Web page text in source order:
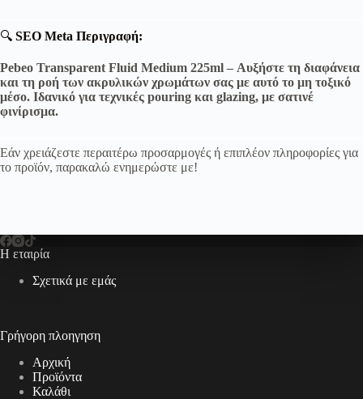
🔍 SEO Meta Περιγραφή:
Pebeo Transparent Fluid Medium 225ml – Αυξήστε τη διαφάνεια
και τη ροή των ακρυλικών χρωμάτων σας με αυτό το μη τοξικό
μέσο. Ιδανικό για τεχνικές pouring και glazing, με σατινέ
φινίρισμα.
Εάν χρειάζεστε περαιτέρω προσαρμογές ή επιπλέον πληροφορίες για
το προϊόν, παρακαλώ ενημερώστε με!
Η εταιρία
Σχετικά με εμάς
Γρήγορη πλοηγηση
Αρχική
Προϊόντα
Καλάθι